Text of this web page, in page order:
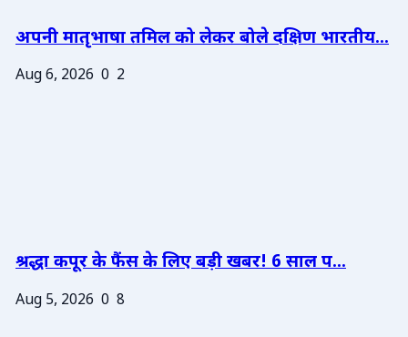
अपनी मातृभाषा तमिल को लेकर बोले दक्षिण भारतीय...
Aug 6, 2026 0 2
श्रद्धा कपूर के फैंस के लिए बड़ी खबर! 6 साल प...
Aug 5, 2026 0 8